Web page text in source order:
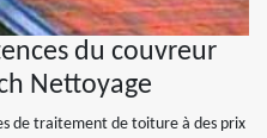
du couvreur
Nettoyage
de traitement de toiture à des prix